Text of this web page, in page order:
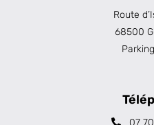
Route
68500
07 70